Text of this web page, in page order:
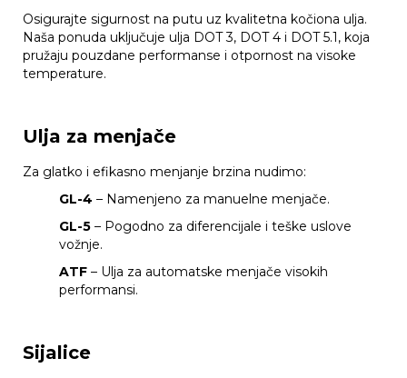
Osigurajte sigurnost na putu uz kvalitetna kočiona ulja.
Naša ponuda uključuje ulja DOT 3, DOT 4 i DOT 5.1, koja
pružaju pouzdane performanse i otpornost na visoke
temperature.
Ulja za menjače
Za glatko i efikasno menjanje brzina nudimo:
GL-4 – Namenjeno za manuelne menjače.
GL-5 – Pogodno za diferencijale i teške uslove
vožnje.
ATF – Ulja za automatske menjače visokih
performansi.
Sijalice